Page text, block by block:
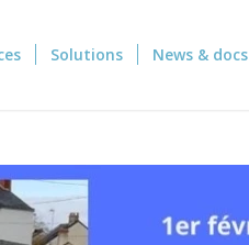
Solutions News & docs